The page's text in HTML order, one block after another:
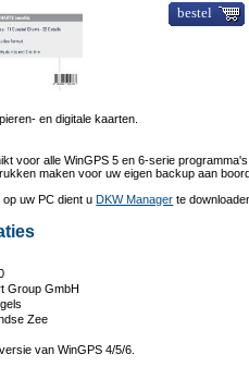
bestel
en digitale kaarten.
voor alle WinGPS 5 en 6-serie
maken voor uw eigen backup aan
op uw PC dient uDKW Manager te
Group GmbH
Zee
van WinGPS 4/5/6.